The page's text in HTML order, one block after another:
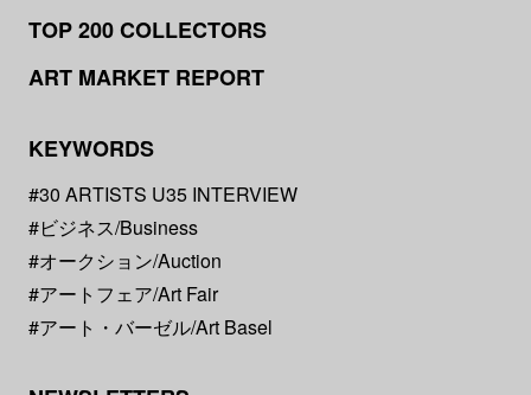
TOP 200 COLLECTORS
ART MARKET REPORT
KEYWORDS
#30 ARTISTS U35 INTERVIEW
#ビジネス/Business
#オークション/Auction
#アートフェア/Art Fair
#アート・バーゼル/Art Basel